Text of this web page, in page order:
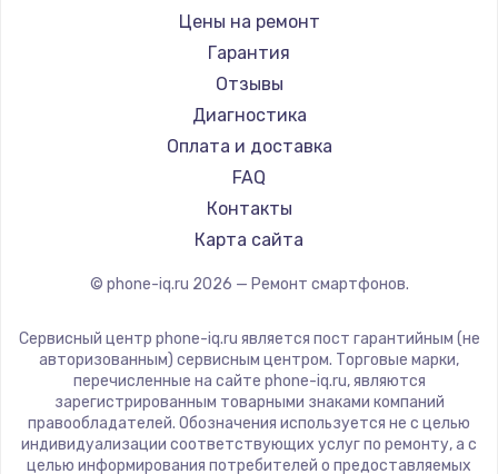
Ремонт смартфонов Land Rover
Ремонт смартфонов Acer
Ремонт смартфонов HP
Ремонт смартфонов Poco
Ремонт смартфонов HTC
Ремонт смартфонов Blackmagic
Ремонт смартфонов Nothing
Ремонт смартфонов iQOO
Highscreen
Irbis
Kyocera
LeEco
OnePlus
teXet
Motorola
Prestigio
Elephone
BlackView
Google
Vertu
Цены на ремонт
Гарантия
Отзывы
Диагностика
Оплата и доставка
FAQ
Контакты
Карта сайта
© phone-iq.ru 2026 — Ремонт смартфонов.
Сервисный центр phone-iq.ru является пост гарантийным (не
авторизованным) сервисным центром. Торговые марки,
перечисленные на сайте phone-iq.ru, являются
зарегистрированным товарными знаками компаний
правообладателей. Обозначения используется не с целью
индивидуализации соответствующих услуг по ремонту, а с
целью информирования потребителей о предоставляемых